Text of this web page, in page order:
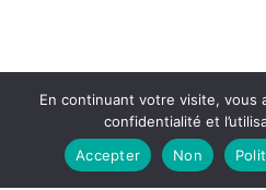
En continuant votre visite, vous
confidentialité et
Accepter
Non